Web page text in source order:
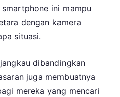
ini mampu
dengan kamera
situasi.
dibandingkan
juga membuatnya
mereka yang mencari